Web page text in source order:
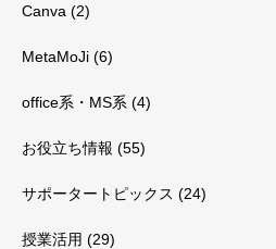
Canva (2)
MetaMoJi (6)
office系・MS系 (4)
お役立ち情報 (55)
サポータートピックス (24)
授業活用 (29)